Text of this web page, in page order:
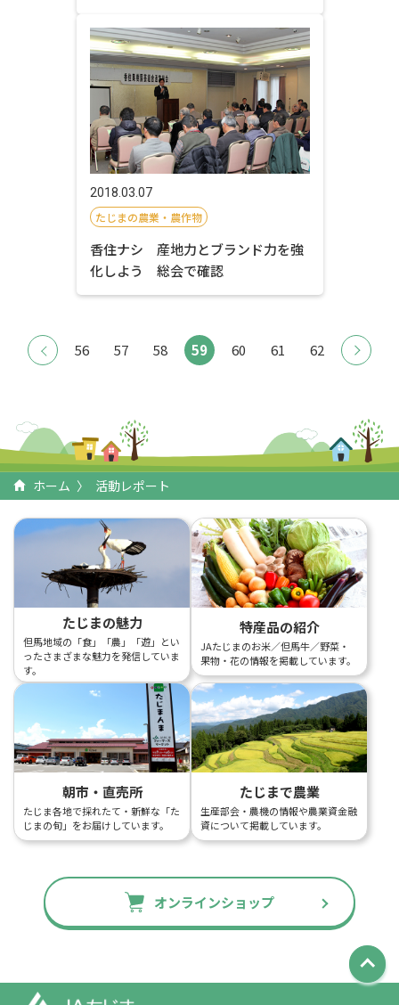
2018.03.07
たじまの農業・農作物
香住ナシ 産地力とブランド力を強
化しよう 総会で確認
56 57 58 59 60 61 62
ホーム 活動レポート
たじまの魅力
但馬地域の「食」「農」「遊」とい
ったさまざまな魅力を発信していま
す。
特産品の紹介
JAたじまのお米／但馬牛／野菜・
果物・花の情報を掲載しています。
朝市・直売所
たじま各地で採れたて・新鮮な「た
じまの旬」をお届けしています。
たじまで農業
生産部会・農機の情報や農業資金融
資について掲載しています。
オンラインショップ